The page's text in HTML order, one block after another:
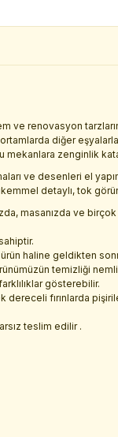
ve renovasyon
diğer
mekanlara zenginlik
ve desenleri el
detaylı, tok
masanızda ve
haline geldikten
temizliği
gösterebilir.
fırınlarda
teslim edilir .